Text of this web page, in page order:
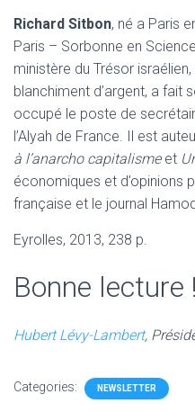
Richard Sitbon, né a Paris
Paris – Sorbonne en
ministère du Trésor
blanchiment d’argent, a fait
occupé le poste de
l’Alyah de France. Il est
à l’anarcho capitalismeet
économiques et d’opinions
française et le journal
Eyrolles, 2013, 238 p.
Bonne lecture !
Hubert Lévy-Lambert,
Categories: NEWSLETTER